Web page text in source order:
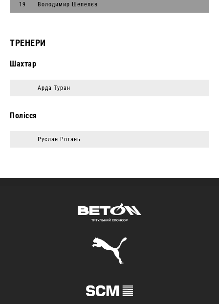
19 Володимир Шепелєв
ТРЕНЕРИ
Шахтар
Арда Туран
Полісся
Руслан Ротань